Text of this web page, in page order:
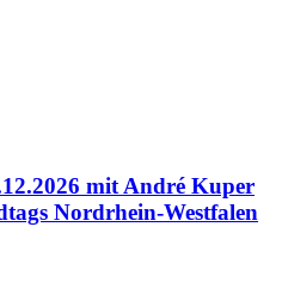
mit André Kuper
Nordrhein-Westfalen